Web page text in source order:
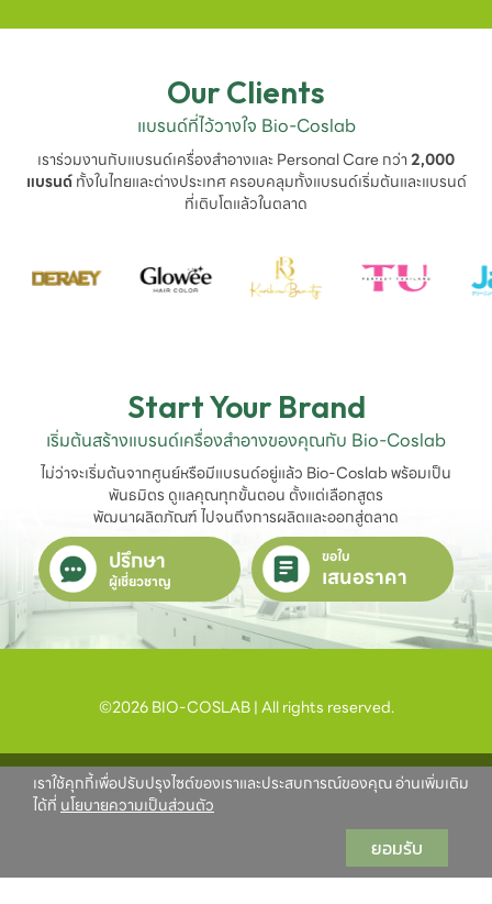
Our Clients
แบรนด์ที่ไว้วางใจ Bio-Coslab
เราร่วมงานกับแบรนด์เครื่องสำอางและ Personal Care กว่า2,000
แบรนด์ทั้งในไทยและต่างประเทศ ครอบคลุมทั้งแบรนด์เริ่มต้นและแบรนด์
ที่เติบโตแล้วในตลาด
Start Your Brand
เริ่มต้นสร้างแบรนด์เครื่องสำอางของคุณกับ Bio-Coslab
ไม่ว่าจะเริ่มต้นจากศูนย์หรือมีแบรนด์อยู่แล้ว Bio-Coslab พร้อมเป็น
พันธมิตร ดูแลคุณทุกขั้นตอน ตั้งแต่เลือกสูตร
พัฒนาผลิตภัณฑ์ ไปจนถึงการผลิตและออกสู่ตลาด
ปรึกษา
ผู้เชี่ยวชาญ
ขอใบ
เสนอราคา
©2026 BIO-COSLAB | All rights reserved.
เราใช้คุกกี้เพื่อปรับปรุงไซต์ของเราและประสบการณ์ของคุณ อ่านเพิ่มเติม
ได้ที่ นโยบายความเป็นส่วนตัว
ยอมรับ